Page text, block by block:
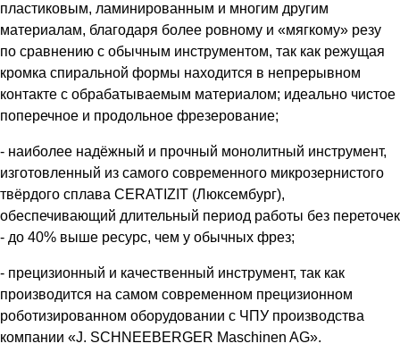
пластиковым, ламинированным и многим другим
материалам, благодаря более ровному и «мягкому» резу
по сравнению с обычным инструментом, так как режущая
кромка спиральной формы находится в непрерывном
контакте с обрабатываемым материалом; идеально чистое
поперечное и продольное фрезерование;
- наиболее надёжный и прочный монолитный инструмент,
изготовленный из самого современного микрозернистого
твёрдого сплава CERATIZIT (Люксембург),
обеспечивающий длительный период работы без переточек
- до 40% выше ресурс, чем у обычных фрез;
- прецизионный и качественный инструмент, так как
производится на самом современном прецизионном
роботизированном оборудовании с ЧПУ производства
компании «J. SCHNEEBERGER Maschinen AG».